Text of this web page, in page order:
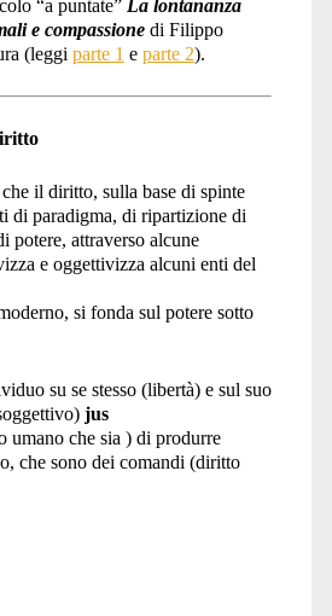
“a puntate” La lontananza
e compassionedi Filippo
(leggi parte 1 e parte 2).
il diritto, sulla base di spinte
di paradigma, di ripartizione di
potere, attraverso alcune
e oggettivizza alcuni enti del
si fonda sul potere sotto
su se stesso (libertà) e sul suo
jus
che sia ) di produrre
che sono dei comandi (diritto